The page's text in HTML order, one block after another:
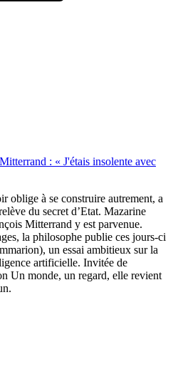
: « J'étais insolente avec
oblige à se construire autrement, a
du secret d’Etat. Mazarine
Mitterrand y est parvenue.
la philosophe publie ces jours-ci
un essai ambitieux sur la
artificielle. Invitée de
Un monde, un regard, elle revient